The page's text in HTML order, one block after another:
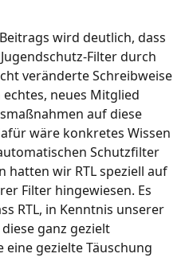
wird deutlich, dass
Filter durch
veränderte Schreibweise
neues Mitglied
auf diese
wäre konkretes Wissen
Schutzfilter
hatten wir RTL speziell auf
Filter hingewiesen. Es
RTL, in Kenntnis unserer
ganz gezielt
gezielte Täuschung